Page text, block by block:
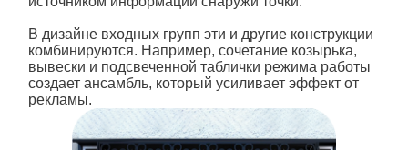
В дизайне входных групп эти и другие конструкции
комбинируются. Например, сочетание козырька,
вывески и подсвеченной таблички режима работы
создает ансамбль, который усиливает эффект от
рекламы.